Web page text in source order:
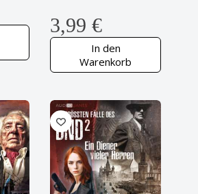
3,99€
In den
Warenkorb